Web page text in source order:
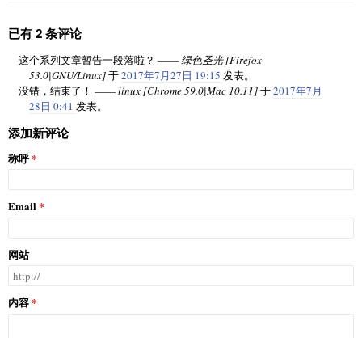
已有 2 条评论
这个系列文章暂告一段落啦？ ——绿色圣光 [Firefox
53.0|GNU/Linux]于2017年7月27日 19:15 发表。
没错，结束了！ ——linux [Chrome 59.0|Mac 10.11]于2017年7月
28日 0:41 发表。
添加新评论
称呼
Email
网站
内容